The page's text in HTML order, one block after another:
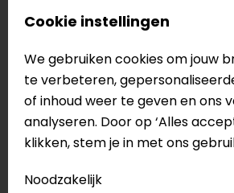
Dubbel viziersysteem
Kras- en UV-bestendig
Viziervergendelingssysteem
Quick-release systeem
ECE 22.06 keuring
Meer informatie nodig?
Heb je meer informatie nodig
Cookie instellingen
We gebruiken cookies om jouw
te verbeteren,
of inhoud weer te geven en ons
analyseren. Door op ‘Alles
klikken, stem je in met ons
Noodzakelijk